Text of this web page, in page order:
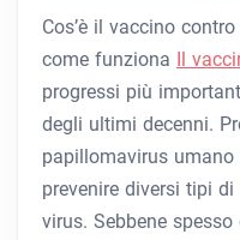
Cos’è il vaccino
come funziona Il
progressi più
degli ultimi decenni.
papillomavirus
prevenire diversi tipi
virus. Sebbene